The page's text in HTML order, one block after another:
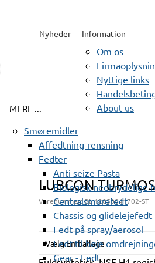
Nyheder Information
Om os
Nyttige links
About us
MERE ...
Smøremidler
Affedtning-rensning
Fedter
Anti seize Pasta
Biologisk nedbrydelige
Centralsmørefedt
Chassis og glidelejefedt
Fedt på spray/aerosol
Fedt til høje
Gear - Fedt
LUBCON
Varenummer:BL 12050041702-ST
Vælg Emballage